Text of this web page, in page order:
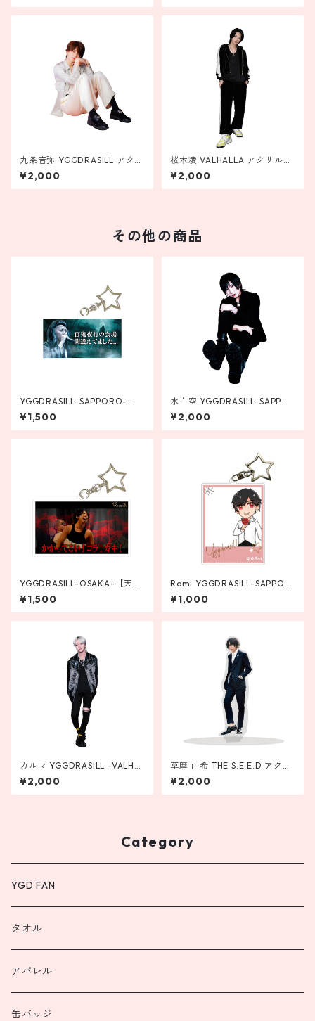
九条音弥 YGGDRASILL アクリ
ルスタンド
¥2,000
桜木凌 VALHALLA アクリルス
タンド
¥2,000
その他の商品
YGGDRASILL-SAPPORO-
【苺叶夜】流行語アクリルキ
ーホルダー
¥1,500
水白空 YGGDRASILL-SAPPOR
O- アクリルスタンド
¥2,000
YGGDRASILL-OSAKA-【天音
真樹】流行語アクリルキーホ
ルダー
¥1,500
Romi YGGDRASILL-SAPPOR
O- チェキアクリルキーホルダ
ー
¥1,000
カルマ YGGDRASILL -VALHA
LLA- アクリルスタンド
¥2,000
草摩 由希 THE S.E.E.D アクリ
ルスタンド
¥2,000
Category
YGD FAN
タオル
アパレル
缶バッジ